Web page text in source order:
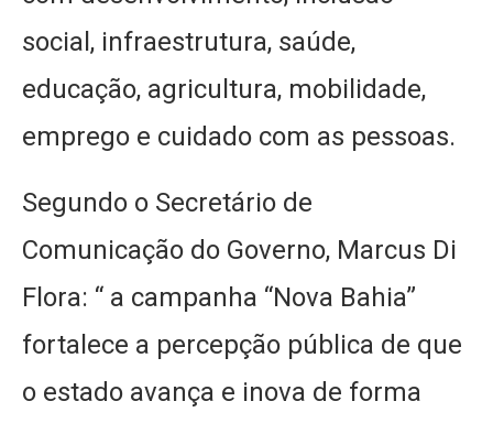
social, infraestrutura, saúde,
educação, agricultura, mobilidade,
emprego e cuidado com as pessoas.
Segundo o Secretário de
Comunicação do Governo, Marcus Di
Flora: “ a campanha “Nova Bahia”
fortalece a percepção pública de que
o estado avança e inova de forma